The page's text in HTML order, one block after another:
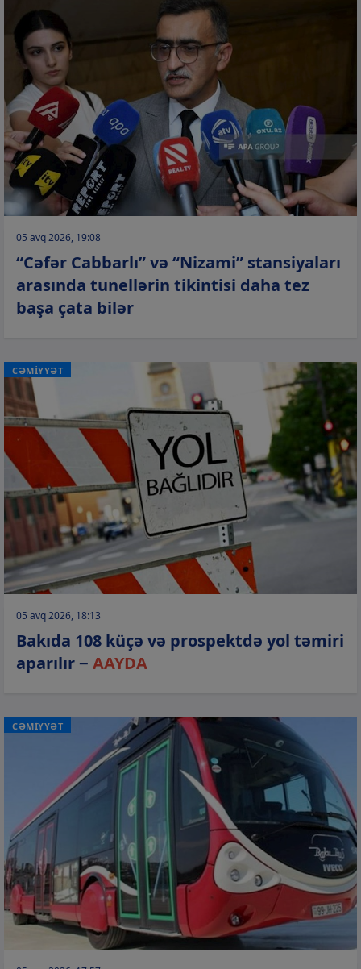
05 avq 2026, 19:08
“Cəfər Cabbarlı” və “Nizami” stansiyaları
arasında tunellərin tikintisi daha tez
başa çata bilər
CƏMİYYƏT
05 avq 2026, 18:13
Bakıda 108 küçə və prospektdə yol təmiri
aparılır − AAYDA
CƏMİYYƏT